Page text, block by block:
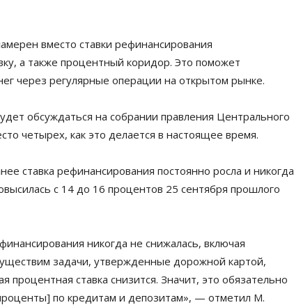
вместо ставки рефинансирования
а также процентный коридор. Это поможет
через регулярные операции на открытом рынке.
обсуждаться на собрании правления Центрального
четырех, как это делается в настоящее время.
ставка рефинансирования постоянно росла и никогда
с 14 до 16 процентов 25 сентября прошлого
никогда не снижалась, включая
задачи, утвержденные дорожной картой,
ставка снизится. Значит, это обязательно
по кредитам и депозитам», — отметил М.